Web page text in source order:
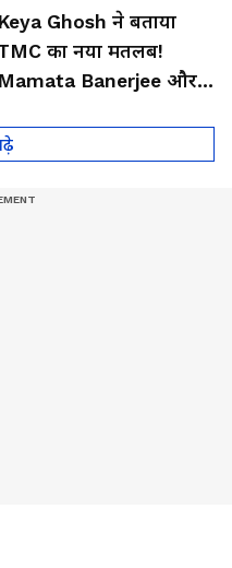
Keya Ghosh ने बताया
का नया मतलब!
Mamata Banerjee और
लताड़ा